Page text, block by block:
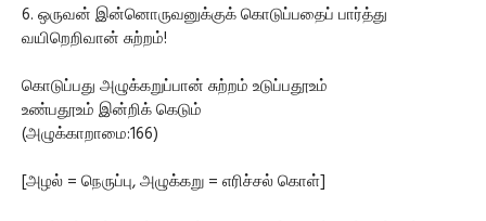
6. ஒருவன் இன்னொருவனுக்குக் கொடுப்பதைப் பார்த்து
வயிறெறிவான் சுற்றம்!
கொடுப்பது அழுக்கறுப்பான் சுற்றம் உடுப்பதூஉம்
உண்பதூஉம் இன்றிக் கெடும்
(அழுக்காறாமை:166)
[அழல் = நெருப்பு, அழுக்கறு = எரிச்சல் கொள்]